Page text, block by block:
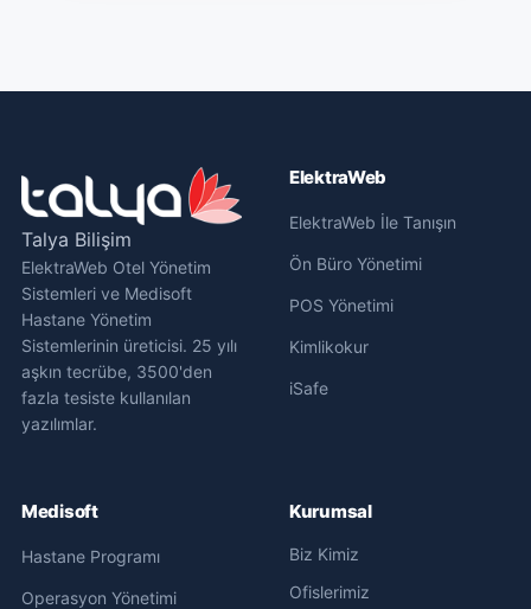
Talya Bilişim
ElektraWeb Otel Yönetim
Sistemleri ve Medisoft
Hastane Yönetim
Sistemlerinin üreticisi. 25 yılı
aşkın tecrübe, 3500'den
fazla tesiste kullanılan
yazılımlar.
ElektraWeb
ElektraWeb İle Tanışın
Ön Büro Yönetimi
POS Yönetimi
Kimlikokur
iSafe
Medisoft
Hastane Programı
Operasyon Yönetimi
Kurumsal
Biz Kimiz
Ofislerimiz